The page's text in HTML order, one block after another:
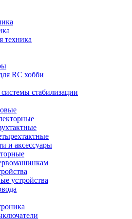
техника
RC хобби
стабилизации
и аксессуары
устройства